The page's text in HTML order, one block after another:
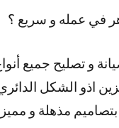
في عمله و سريع ؟
و تصليح جميع
اذو الشكل
مذهلة و